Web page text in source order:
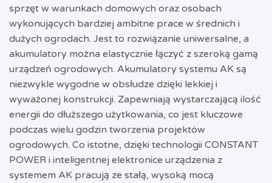
sprzęt w warunkach domowych oraz osobach
wykonujących bardziej ambitne prace w średnich i
dużych ogrodach. Jest to rozwiązanie uniwersalne, a
akumulatory można elastycznie łączyć z szeroką gamą
urządzeń ogrodowych. Akumulatory systemu AK są
niezwykle wygodne w obsłudze dzięki lekkiej i
wyważonej konstrukcji. Zapewniają wystarczającą ilość
energii do dłuższego użytkowania, co jest kluczowe
podczas wielu godzin tworzenia projektów
ogrodowych. Co istotne, dzięki technologii CONSTANT
POWER i inteligentnej elektronice urządzenia z
systemem AK pracują ze stałą, wysoką mocą